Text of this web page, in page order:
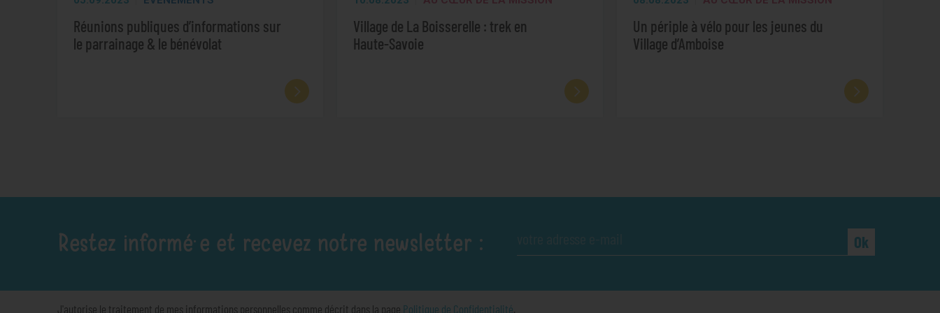
Réunions publiques d’informations sur
le parrainage & le bénévolat
Village de La Boisserelle : trek en
Haute-Savoie
Un périple à vélo pour les jeunes du
Village d’Amboise
Restez informé·e et recevez notre newsletter : Ok
J'autorise le traitement de mes informations personnelles comme décrit dans la page Politique de Confidentialité.